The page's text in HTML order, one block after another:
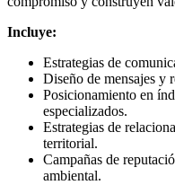
Incluye:
Estrategias de
Diseño de mensajes y
Posicionamiento en
especializados.
Estrategias de
territorial.
Campañas de
ambiental.